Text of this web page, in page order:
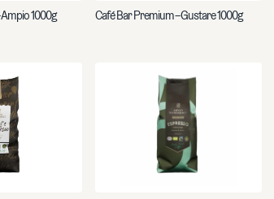
1000g Café Bar Premium – Gustare 1000g